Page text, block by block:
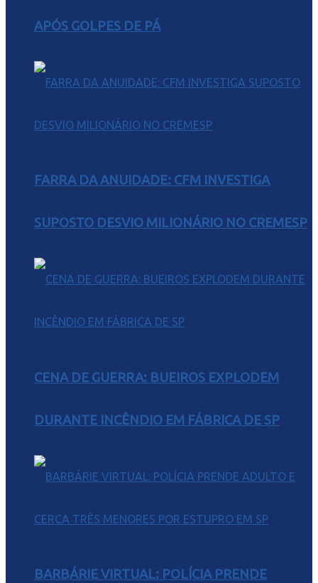
APÓS GOLPES DE PÁ
FARRA DA ANUIDADE: CFM INVESTIGA
SUPOSTO DESVIO MILIONÁRIO NO CREMESP
CENA DE GUERRA: BUEIROS EXPLODEM
DURANTE INCÊNDIO EM FÁBRICA DE SP
BARBÁRIE VIRTUAL: POLÍCIA PRENDE